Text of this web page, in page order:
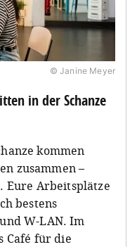
© Janine Meyer
in der Schanze
kommen
zusammen –
Eure Arbeitsplätze
bestens
W-LAN. Im
Café für die